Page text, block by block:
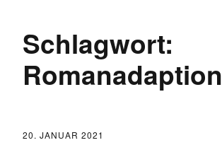
Schlagwort:
Romanadaption
20. JANUAR 2021